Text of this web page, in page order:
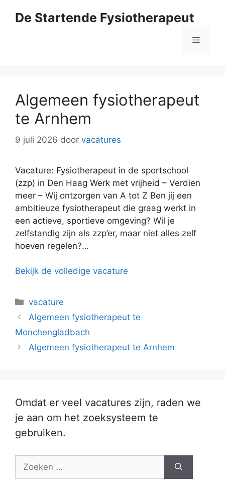
De Startende Fysiotherapeut
Menu
Algemeen fysiotherapeut
te Arnhem
9 juli 2026 door vacatures
Vacature: Fysiotherapeut in de sportschool
(zzp) in Den Haag Werk met vrijheid – Verdien
meer – Wij ontzorgen van A tot Z Ben jij een
ambitieuze fysiotherapeut die graag werkt in
een actieve, sportieve omgeving? Wil je
zelfstandig zijn als zzp’er, maar niet alles zelf
hoeven regelen?…
Bekijk de volledige vacature
Categorieën
vacature
Algemeen fysiotherapeut te
Monchengladbach
Algemeen fysiotherapeut te Arnhem
Omdat er veel vacatures zijn, raden we
je aan om het zoeksysteem te
gebruiken.
Zoek